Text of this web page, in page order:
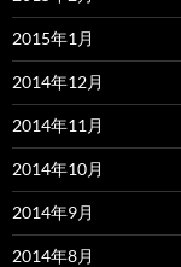
2015年1月
2014年12月
2014年11月
2014年10月
2014年9月
2014年8月